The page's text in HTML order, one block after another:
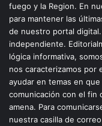
fuego y la Region. En
para mantener las
de nuestro portal
independiente.
lógica informativa,
nos caracterizamos por
ayudar en temas en
comunicación con el fin
amena. Para
nuestra casilla de